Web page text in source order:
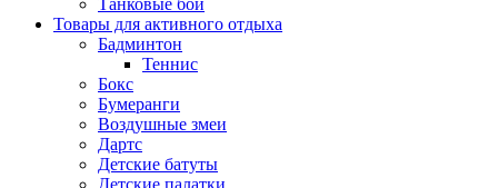
Танковые бои
Товары для активного отдыха
Бадминтон
Теннис
Бокс
Бумеранги
Воздушные змеи
Дартс
Детские батуты
Детские палатки